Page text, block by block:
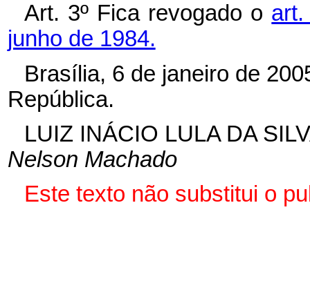
Art. 3º Fica revogado o
junho de 1984.
Brasília, 6 de janeiro de
República.
LUIZ INÁCIO LULA DA
Nelson Machado
Este texto não substitui o